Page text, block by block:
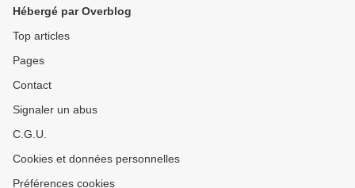
Hébergé par Overblog
Top articles
Pages
Contact
Signaler un abus
C.G.U.
Cookies et données personnelles
Préférences cookies